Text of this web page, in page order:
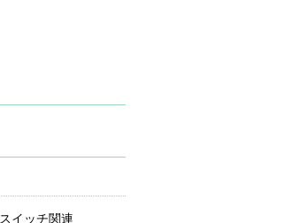
スイッチ関連